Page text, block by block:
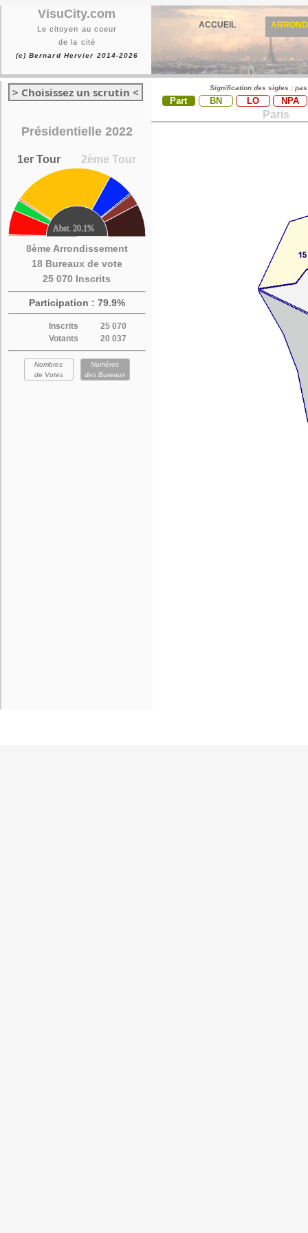
VisuCity.com
Le citoyen au coeur
de la cité
(c) Bernard Hervier 2014-2026
ACCUEIL
> Choisissez un scrutin <
Présidentielle 2022
1er Tour 2ème Tour
8ème Arrondissement
18 Bureaux de vote
25 070 Inscrits
Participation : 79.9%
Inscrits
25 070
Votants
20 037
Nombres
de Votes
Numéros
des Bureaux
Signification des sigles :
Part BN LO NPA
Paris